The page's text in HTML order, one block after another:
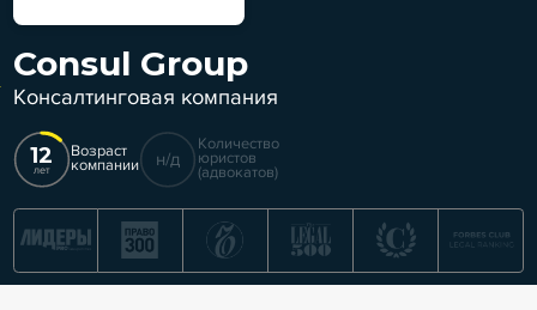
Consul Group
Консалтинговая компания
12
лет
Возраст
компании н/д
Количество
юристов
(адвокатов)